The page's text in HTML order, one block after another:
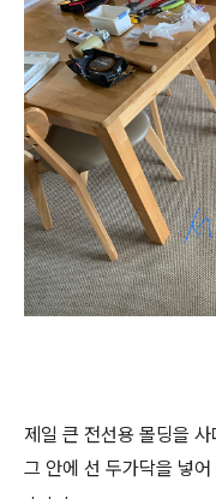
제일 큰 전선용 몰딩을
그 안에 선 두가닥을 넣